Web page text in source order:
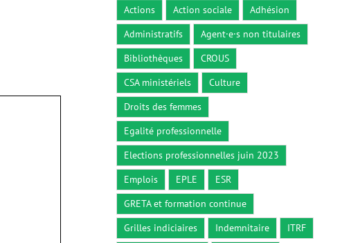
Actions
Action sociale
Adhésion
Administratifs
Agent·e·s non titulaires
Bibliothèques
CROUS
CSA ministériels
Culture
Droits des femmes
Egalité professionnelle
Elections professionnelles juin 2023
Emplois
EPLE
ESR
GRETA et formation continue
Grilles indiciaires
Indemnitaire
ITRF